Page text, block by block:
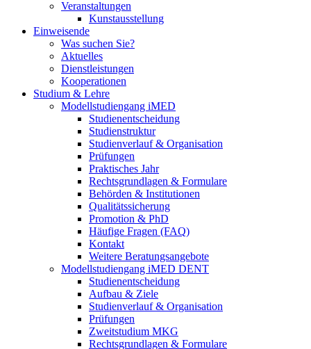
Veranstaltungen
Kunstausstellung
Einweisende
Was suchen Sie?
Aktuelles
Dienstleistungen
Kooperationen
Studium & Lehre
Modellstudiengang iMED
Studienentscheidung
Studienstruktur
Studienverlauf & Organisation
Prüfungen
Praktisches Jahr
Rechtsgrundlagen & Formulare
Behörden & Institutionen
Qualitätssicherung
Promotion & PhD
Häufige Fragen (FAQ)
Kontakt
Weitere Beratungsangebote
Modellstudiengang iMED DENT
Studienentscheidung
Aufbau & Ziele
Studienverlauf & Organisation
Prüfungen
Zweitstudium MKG
Rechtsgrundlagen & Formulare